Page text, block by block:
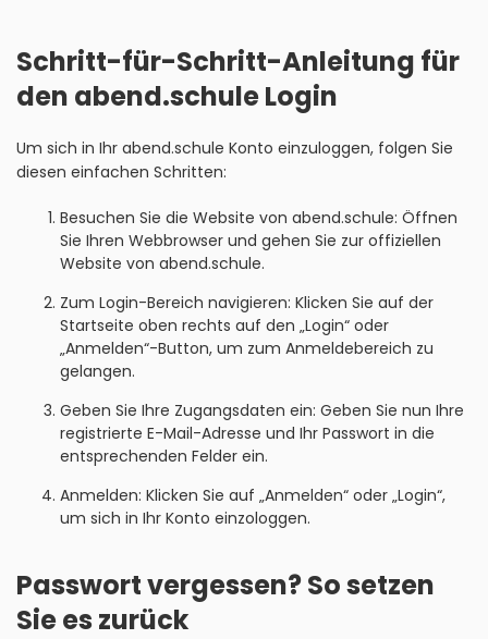
Schritt-für-Schritt-Anleitung für
den abend.schule Login
Um sich in Ihr abend.schule Konto einzuloggen, folgen Sie
diesen einfachen Schritten:
Besuchen Sie die Website von abend.schule: Öffnen
Sie Ihren Webbrowser und gehen Sie zur offiziellen
Website von abend.schule.
Zum Login-Bereich navigieren: Klicken Sie auf der
Startseite oben rechts auf den „Login“ oder
„Anmelden“-Button, um zum Anmeldebereich zu
gelangen.
Geben Sie Ihre Zugangsdaten ein: Geben Sie nun Ihre
registrierte E-Mail-Adresse und Ihr Passwort in die
entsprechenden Felder ein.
Anmelden: Klicken Sie auf „Anmelden“ oder „Login“,
um sich in Ihr Konto einzologgen.
Passwort vergessen? So setzen
Sie es zurück